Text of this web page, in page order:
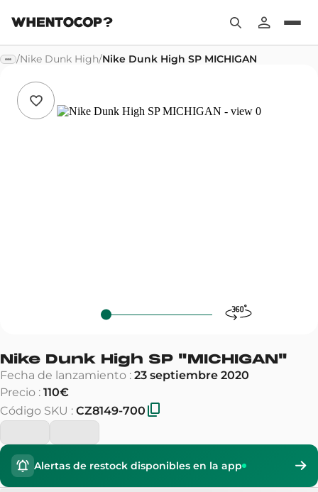
/Nike Dunk High/Nike Dunk High SP MICHIGAN
Nike Dunk High SP "MICHIGAN"
Fecha de lanzamiento : 23 septiembre 2020
Precio : 110€
Código SKU : CZ8149-700
Alertas de restock disponibles en la app